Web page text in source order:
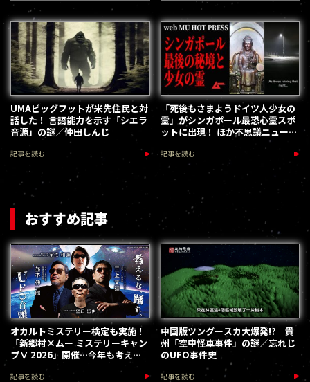
UMAビッグフットが米先住民と対
話した！ 言語能力を示す「シエラ
音源」の謎／仲田しんじ
記事を読む
「死後もさまようドイツ人少女の
霊」がシンガポール最恐心霊スポ
ットに出現！ ほか不思議ニュース
まとめ／web MU HOT PRESS
記事を読む
おすすめ記事
オカルトミステリー検定も実施！
「新郷村×ムー ミステリーキャン
プⅤ 2026」開催…今年も考える
な、踊れ！（2026.9.12）
記事を読む
中国版ツングースカ大爆発!? 貴
州「空中怪車事件」の謎／忘れじ
のUFO事件史
記事を読む